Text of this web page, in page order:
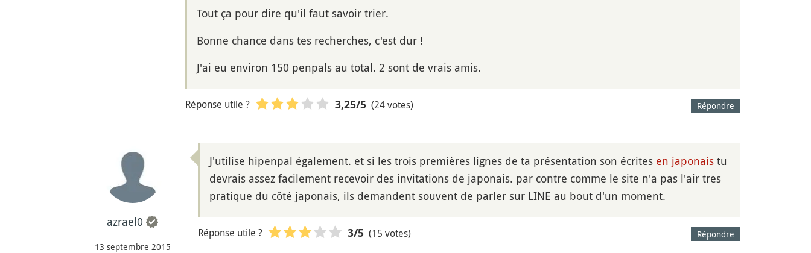
Tout ça pour dire qu'il faut savoir trier.
Bonne chance dans tes recherches, c'est dur !
J'ai eu environ 150 penpals au total. 2 sont de vrais amis.
Répondre
Réponse utile ? 3,25/5 (24 votes)
azrael0
13 septembre 2015
J'utilise hipenpal également. et si les trois premières lignes de ta présentation son écrites en japonaistu
devrais assez facilement recevoir des invitations de japonais. par contre comme le site n'a pas l'air tres
pratique du côté japonais, ils demandent souvent de parler sur LINE au bout d'un moment.
Répondre
Réponse utile ? 3/5 (15 votes)